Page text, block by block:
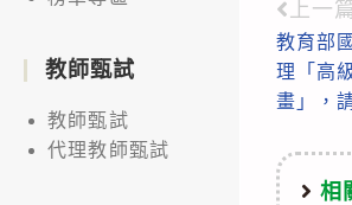
Read
more
上一
教育部
理「高
畫」，
相
教師甄試
教師甄試
代理教師甄試